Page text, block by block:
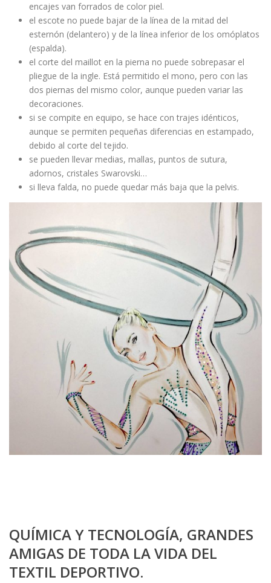
encajes van forrados de color piel.
el escote no puede bajar de la línea de la mitad del
esternón (delantero) y de la línea inferior de los omóplatos
(espalda).
el corte del maillot en la pierna no puede sobrepasar el
pliegue de la ingle. Está permitido el mono, pero con las
dos piernas del mismo color, aunque pueden variar las
decoraciones.
si se compite en equipo, se hace con trajes idénticos,
aunque se permiten pequeñas diferencias en estampado,
debido al corte del tejido.
se pueden llevar medias, mallas, puntos de sutura,
adornos, cristales Swarovski…
si lleva falda, no puede quedar más baja que la pelvis.
QUÍMICA Y TECNOLOGÍA, GRANDES
AMIGAS DE TODA LA VIDA DEL
TEXTIL DEPORTIVO.